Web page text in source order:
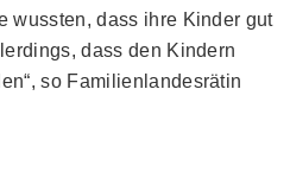
wussten, dass ihre Kinder gut
dass den Kindern
so Familienlandesrätin